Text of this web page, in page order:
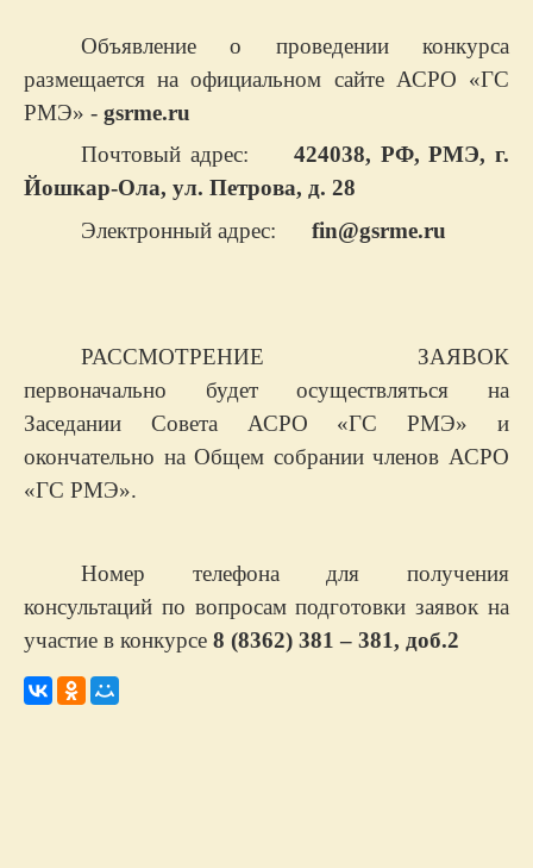
Объявление о проведении конкурса
размещается на официальном сайте АСРО «ГС
РМЭ» - gsrme.ru
Почтовый адрес: 424038, РФ, РМЭ, г.
Йошкар-Ола, ул. Петрова, д. 28
Электронный адрес: fin@gsrme.ru
РАССМОТРЕНИЕ ЗАЯВОК
первоначально будет осуществляться на
Заседании Совета АСРО «ГС РМЭ» и
окончательно на Общем собрании членов АСРО
«ГС РМЭ».
Номер телефона для получения
консультаций по вопросам подготовки заявок на
участие в конкурсе 8 (8362) 381 – 381, доб.2